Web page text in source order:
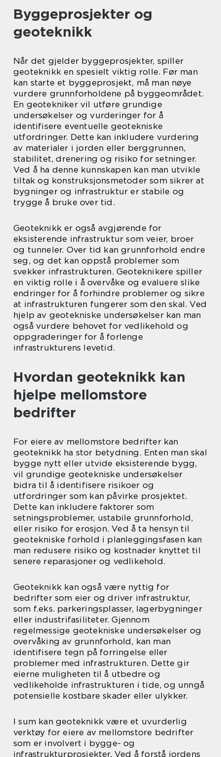
Byggeprosjekter og
geoteknikk
Når det gjelder byggeprosjekter, spiller
geoteknikk en spesielt viktig rolle. Før man
kan starte et byggeprosjekt, må man nøye
vurdere grunnforholdene på byggeområdet.
En geotekniker vil utføre grundige
undersøkelser og vurderinger for å
identifisere eventuelle geotekniske
utfordringer. Dette kan inkludere vurdering
av materialer i jorden eller berggrunnen,
stabilitet, drenering og risiko for setninger.
Ved å ha denne kunnskapen kan man utvikle
tiltak og konstruksjonsmetoder som sikrer at
bygninger og infrastruktur er stabile og
trygge å bruke over tid.
Geoteknikk er også avgjørende for
eksisterende infrastruktur som veier, broer
og tunneler. Over tid kan grunnforhold endre
seg, og det kan oppstå problemer som
svekker infrastrukturen. Geoteknikere spiller
en viktig rolle i å overvåke og evaluere slike
endringer for å forhindre problemer og sikre
at infrastrukturen fungerer som den skal. Ved
hjelp av geotekniske undersøkelser kan man
også vurdere behovet for vedlikehold og
oppgraderinger for å forlenge
infrastrukturens levetid.
Hvordan geoteknikk kan
hjelpe mellomstore
bedrifter
For eiere av mellomstore bedrifter kan
geoteknikk ha stor betydning. Enten man skal
bygge nytt eller utvide eksisterende bygg,
vil grundige geotekniske undersøkelser
bidra til å identifisere risikoer og
utfordringer som kan påvirke prosjektet.
Dette kan inkludere faktorer som
setningsproblemer, ustabile grunnforhold,
eller risiko for erosjon. Ved å ta hensyn til
geotekniske forhold i planleggingsfasen kan
man redusere risiko og kostnader knyttet til
senere reparasjoner og vedlikehold.
Geoteknikk kan også være nyttig for
bedrifter som eier og driver infrastruktur,
som f.eks. parkeringsplasser, lagerbygninger
eller industrifasiliteter. Gjennom
regelmessige geotekniske undersøkelser og
overvåking av grunnforhold, kan man
identifisere tegn på forringelse eller
problemer med infrastrukturen. Dette gir
eierne muligheten til å utbedre og
vedlikeholde infrastrukturen i tide, og unngå
potensielle kostbare skader eller ulykker.
I sum kan geoteknikk være et uvurderlig
verktøy for eiere av mellomstore bedrifter
som er involvert i bygge- og
infrastrukturprosjekter. Ved å forstå jordens